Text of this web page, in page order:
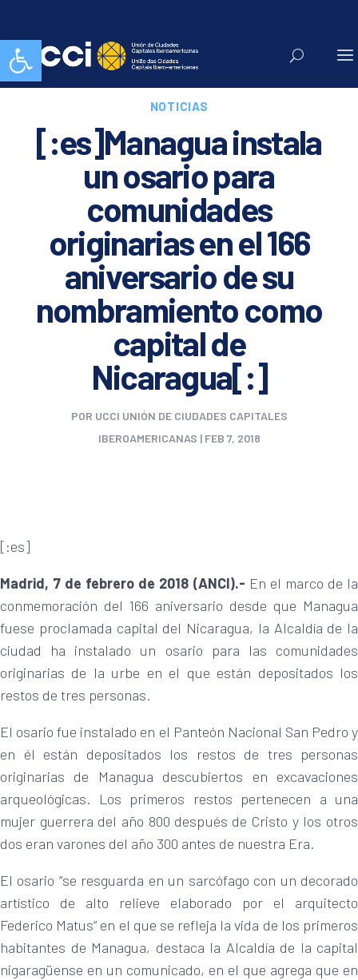
Abrir barra de herramientas
NOTICIAS
[:es]Managua instala
un osario para
comunidades
originarias en el 166
aniversario de su
nombramiento como
capital de
Nicaragua[:]
POR UCCI UNIÓN DE CIUDADES CAPITALES
IBEROAMERICANAS | FEB 7, 2018
[:es]
Madrid, 7 de febrero de 2018 (ANCI).- En el marco de la
conmemoración del 166 aniversario desde que Managua
fuese proclamada capital del Nicaragua, la Alcaldía de la
ciudad ha instalado un osario para las comunidades
originarias de la urbe en el que están depositados los
restos de tres personas.
El osario fue instalado en el Panteón Nacional San Pedro y
en él están depositados los restos de tres personas
originarias de Managua descubiertos en excavaciones
arqueológicas. Los primeros restos pertenecen a una
mujer guerrera del año 800 después de Cristo y los otros
dos eran varones del año 300 antes de nuestra Era.
El osario “se resguarda en un sarcófago con un decorado
artístico de alto relieve elaborado por el arquitecto
Federico Matus” en el que se refleja la vida de los primeros
habitantes de Managua, destaca la Alcaldía de la capital
nigaragüense en un comunicado, en el que agrega que en